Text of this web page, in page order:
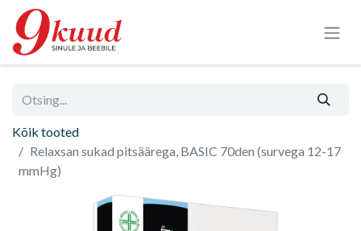
Kõik tooted
Relaxsan sukad pitsäärega, BASIC 70den (survega 12-17
mmHg)